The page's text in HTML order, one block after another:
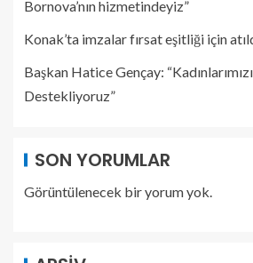
Bornova’nın hizmetindeyiz”
Konak’ta imzalar fırsat eşitliği için
Başkan Hatice Gençay:
Destekliyoruz”
SON YORUMLAR
Görüntülenecek bir yorum yok.